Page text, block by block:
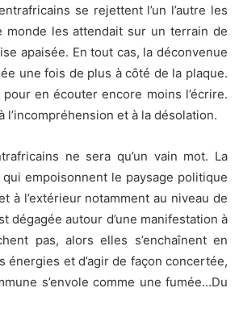
se rejettent l’un l’autre les
les attendait sur un terrain de
apaisée. En tout cas, la déconvenue
une fois de plus à côté de la plaque.
en écouter encore moins l’écrire.
l’incompréhension et à la désolation.
ne sera qu’un vain mot. La
empoisonnent le paysage politique
l’extérieur notamment au niveau de
dégagée autour d’une manifestation à
pas, alors elles s’enchaînent en
et d’agir de façon concertée,
s’envole comme une fumée…Du